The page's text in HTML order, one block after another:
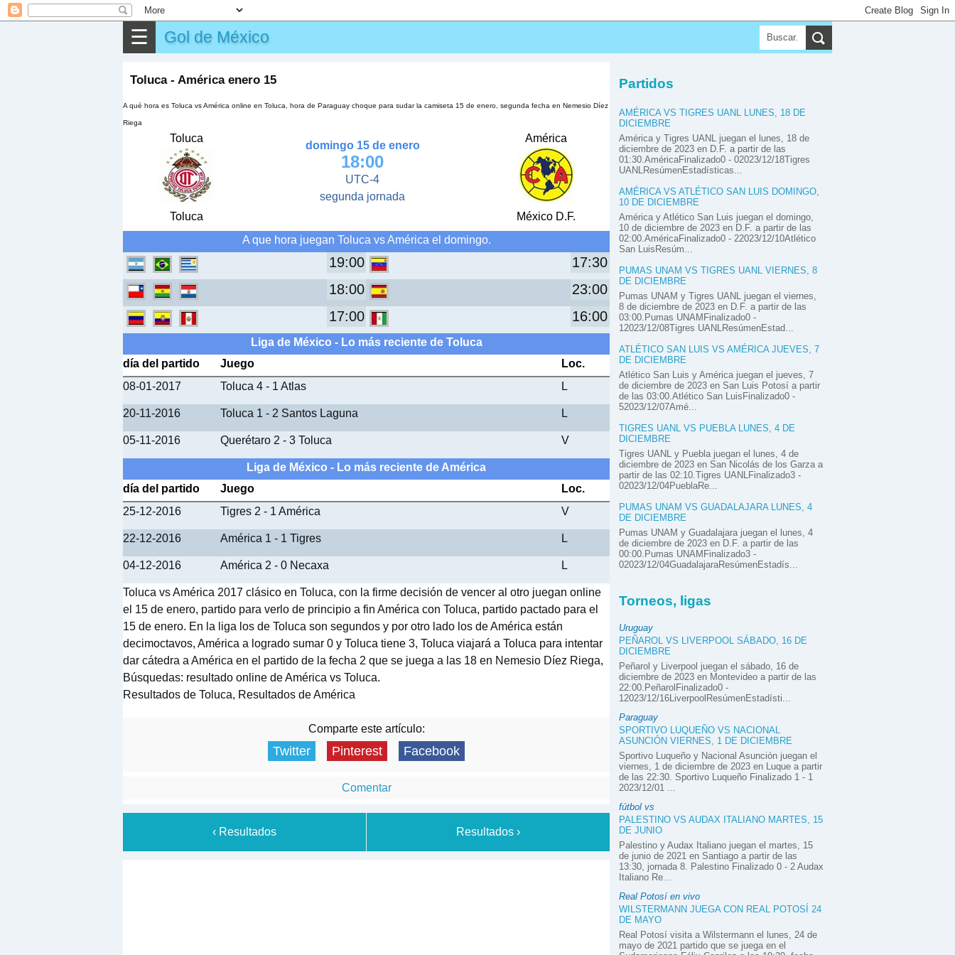
☰ Gol de México
Toluca - América enero 15
A qué hora es Toluca vs América online en Toluca, hora de Paraguay choque para sudar la camiseta 15 de enero, segunda fecha en Nemesio Díez
Riega
Toluca
Toluca
domingo 15 de enero
18:00
UTC-4
segunda jornada
América
México D.F.
A que hora juegan Toluca vs América el domingo.
19:00
17:30
18:00
23:00
17:00
16:00
Liga de México - Lo más reciente de Toluca
día del partido
Juego
Loc.
08-01-2017
Toluca 4 - 1 Atlas L
20-11-2016 Toluca 1 - 2 Santos Laguna L
05-11-2016 Querétaro 2 - 3 Toluca V
Liga de México - Lo más reciente de América
día del partido
Juego
Loc.
25-12-2016
Tigres 2 - 1 América V
22-12-2016 América 1 - 1 Tigres L
04-12-2016 América 2 - 0 Necaxa L
Toluca vs América 2017 clásico en Toluca, con la firme decisión de vencer al otro juegan online
el 15 de enero, partido para verlo de principio a fin América con Toluca, partido pactado para el
15 de enero. En la liga los de Toluca son segundos y por otro lado los de América están
decimoctavos, América a logrado sumar 0 y Toluca tiene 3, Toluca viajará a Toluca para intentar
dar cátedra a América en el partido de la fecha 2 que se juega a las 18 en Nemesio Díez Riega,
Búsquedas: resultado online de América vs Toluca.
Resultados de Toluca, Resultados de América
Comparte este artículo:
Twitter Pinterest Facebook
Comentar
‹ Resultados Resultados ›
Partidos
AMÉRICA VS TIGRES UANL LUNES, 18 DE
DICIEMBRE
América y Tigres UANL juegan el lunes, 18 de
diciembre de 2023 en D.F. a partir de las
01:30.AméricaFinalizado0 - 02023/12/18Tigres
UANLResúmenEstadísticas...
AMÉRICA VS ATLÉTICO SAN LUIS DOMINGO,
10 DE DICIEMBRE
América y Atlético San Luis juegan el domingo,
10 de diciembre de 2023 en D.F. a partir de las
02:00.AméricaFinalizado0 - 22023/12/10Atlético
San LuisResúm...
PUMAS UNAM VS TIGRES UANL VIERNES, 8
DE DICIEMBRE
Pumas UNAM y Tigres UANL juegan el viernes,
8 de diciembre de 2023 en D.F. a partir de las
03:00.Pumas UNAMFinalizado0 -
12023/12/08Tigres UANLResúmenEstad...
ATLÉTICO SAN LUIS VS AMÉRICA JUEVES, 7
DE DICIEMBRE
Atlético San Luis y América juegan el jueves, 7
de diciembre de 2023 en San Luis Potosí a partir
de las 03:00.Atlético San LuisFinalizado0 -
52023/12/07Amé...
TIGRES UANL VS PUEBLA LUNES, 4 DE
DICIEMBRE
Tigres UANL y Puebla juegan el lunes, 4 de
diciembre de 2023 en San Nicolás de los Garza a
partir de las 02:10.Tigres UANLFinalizado3 -
02023/12/04PueblaRe...
PUMAS UNAM VS GUADALAJARA LUNES, 4
DE DICIEMBRE
Pumas UNAM y Guadalajara juegan el lunes, 4
de diciembre de 2023 en D.F. a partir de las
00:00.Pumas UNAMFinalizado3 -
02023/12/04GuadalajaraResúmenEstadís...
Torneos, ligas
Uruguay
PEÑAROL VS LIVERPOOL SÁBADO, 16 DE
DICIEMBRE
Peñarol y Liverpool juegan el sábado, 16 de
diciembre de 2023 en Montevideo a partir de las
22:00.PeñarolFinalizado0 -
12023/12/16LiverpoolResúmenEstadísti...
Paraguay
SPORTIVO LUQUEÑO VS NACIONAL
ASUNCIÓN VIERNES, 1 DE DICIEMBRE
Sportivo Luqueño y Nacional Asunción juegan el
viernes, 1 de diciembre de 2023 en Luque a partir
de las 22:30. Sportivo Luqueño Finalizado 1 - 1
2023/12/01 ...
fútbol vs
PALESTINO VS AUDAX ITALIANO MARTES, 15
DE JUNIO
Palestino y Audax Italiano juegan el martes, 15
de junio de 2021 en Santiago a partir de las
13:30, jornada 8. Palestino Finalizado 0 - 2 Audax
Italiano Re...
Real Potosí en vivo
WILSTERMANN JUEGA CON REAL POTOSÍ 24
DE MAYO
Real Potosí visita a Wilstermann el lunes, 24 de
mayo de 2021 partido que se juega en el
▶ Partidos
✎ Otros